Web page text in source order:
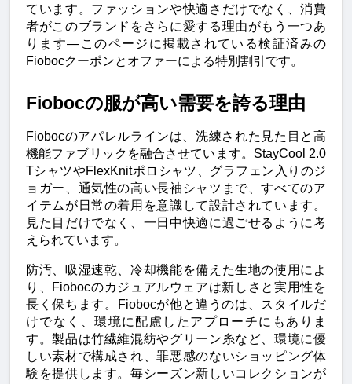
ています。ファッションや快適さだけでなく、消費
者がこのブランドをさらに愛する理由がもう一つあ
ります—このページに掲載されている検証済みの
Fiobocクーポンとオファーによる特別割引です。
Fiobocの服が高い需要を誇る理由
Fiobocのアパレルラインは、洗練された見た目と高
機能ファブリックを融合させています。StayCool 2.0
TシャツやFlexKnitポロシャツ、グラフェン入りのジ
ョガー、通気性の高い長袖シャツまで、すべてのア
イテムが日常の着用を意識して設計されています。
見た目だけでなく、一日中快適に過ごせるように考
えられています。
防汚、吸湿速乾、冷却機能を備えた生地の使用によ
り、Fiobocのカジュアルウェアは新しさと実用性を
長く保ちます。Fiobocが他と違うのは、スタイルだ
けでなく、環境に配慮したアプローチにもありま
す。製品は竹繊維混紡やグリーン糸など、環境に優
しい素材で構成され、罪悪感のないショッピング体
験を提供します。毎シーズン新しいコレクションが